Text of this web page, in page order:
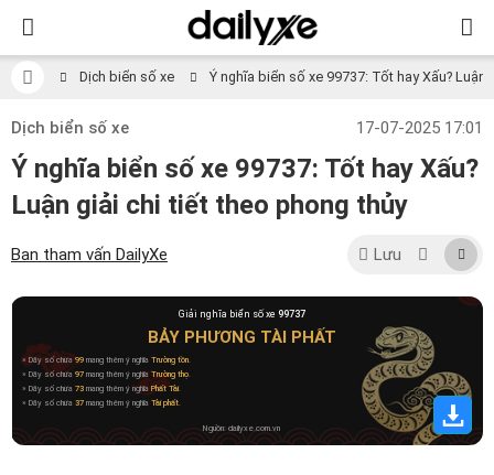
Dịch biển số xe Ý nghĩa biển số xe 99737: Tốt hay Xấu?
Dịch biển số xe 17-07-2025 17:01
Ý nghĩa biển số xe 99737: Tốt hay Xấu?
Luận giải chi tiết theo phong thủy
Ban tham vấn DailyXe Lưu
Giải nghĩa biển số xe 99737
BẢY PHƯƠNG TÀI PHẤT
» Dãy số chứa99 mang thêm ý nghĩa Trường tồn.
» Dãy số chứa 97 mang thêm ý nghĩaTrường thọ.
» Dãy số chứa 73 mang thêm ý nghĩaPhất Tài.
» Dãy số chứa 37 mang thêm ý nghĩa Tài phất.
Nguồn: dailyxe.com.vn